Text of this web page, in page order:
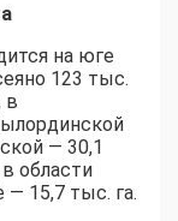
на юге
123 тыс.
в
— 30,1
области
15,7 тыс. га.